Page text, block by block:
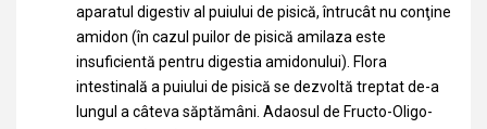
aparatul digestiv al puiului de pisică, întrucât nu conţine
amidon (în cazul puilor de pisică amilaza este
insuficientă pentru digestia amidonului). Flora
intestinală a puiului de pisică se dezvoltă treptat de-a
lungul a câteva săptămâni. Adaosul de Fructo-Oligo-